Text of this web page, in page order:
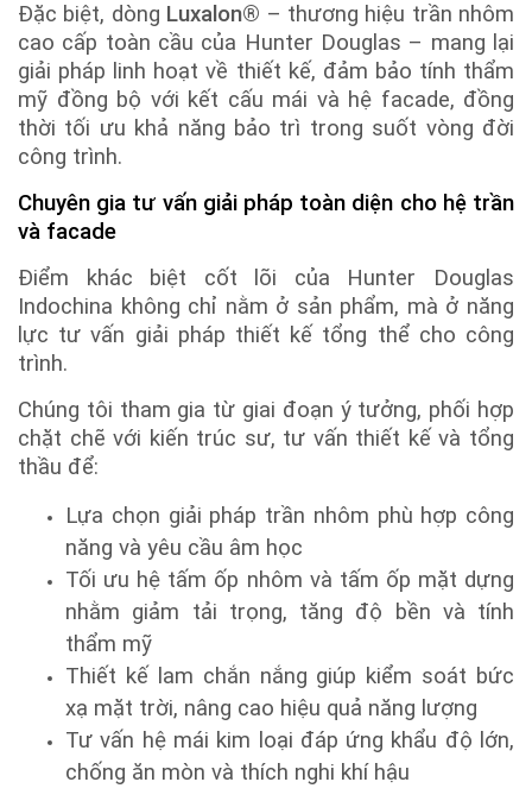
Đặc biệt, dòng Luxalon® – thương hiệu trần nhôm
cao cấp toàn cầu của Hunter Douglas – mang lại
giải pháp linh hoạt về thiết kế, đảm bảo tính thẩm
mỹ đồng bộ với kết cấu mái và hệ facade, đồng
thời tối ưu khả năng bảo trì trong suốt vòng đời
công trình.
Chuyên gia tư vấn giải pháp toàn diện cho hệ trần
và facade
Điểm khác biệt cốt lõi của Hunter Douglas
Indochina không chỉ nằm ở sản phẩm, mà ở năng
lực tư vấn giải pháp thiết kế tổng thể cho công
trình.
Chúng tôi tham gia từ giai đoạn ý tưởng, phối hợp
chặt chẽ với kiến trúc sư, tư vấn thiết kế và tổng
thầu để:
Lựa chọn giải pháp trần nhôm phù hợp công
năng và yêu cầu âm học
Tối ưu hệ tấm ốp nhôm và tấm ốp mặt dựng
nhằm giảm tải trọng, tăng độ bền và tính
thẩm mỹ
Thiết kế lam chắn nắng giúp kiểm soát bức
xạ mặt trời, nâng cao hiệu quả năng lượng
Tư vấn hệ mái kim loại đáp ứng khẩu độ lớn,
chống ăn mòn và thích nghi khí hậu